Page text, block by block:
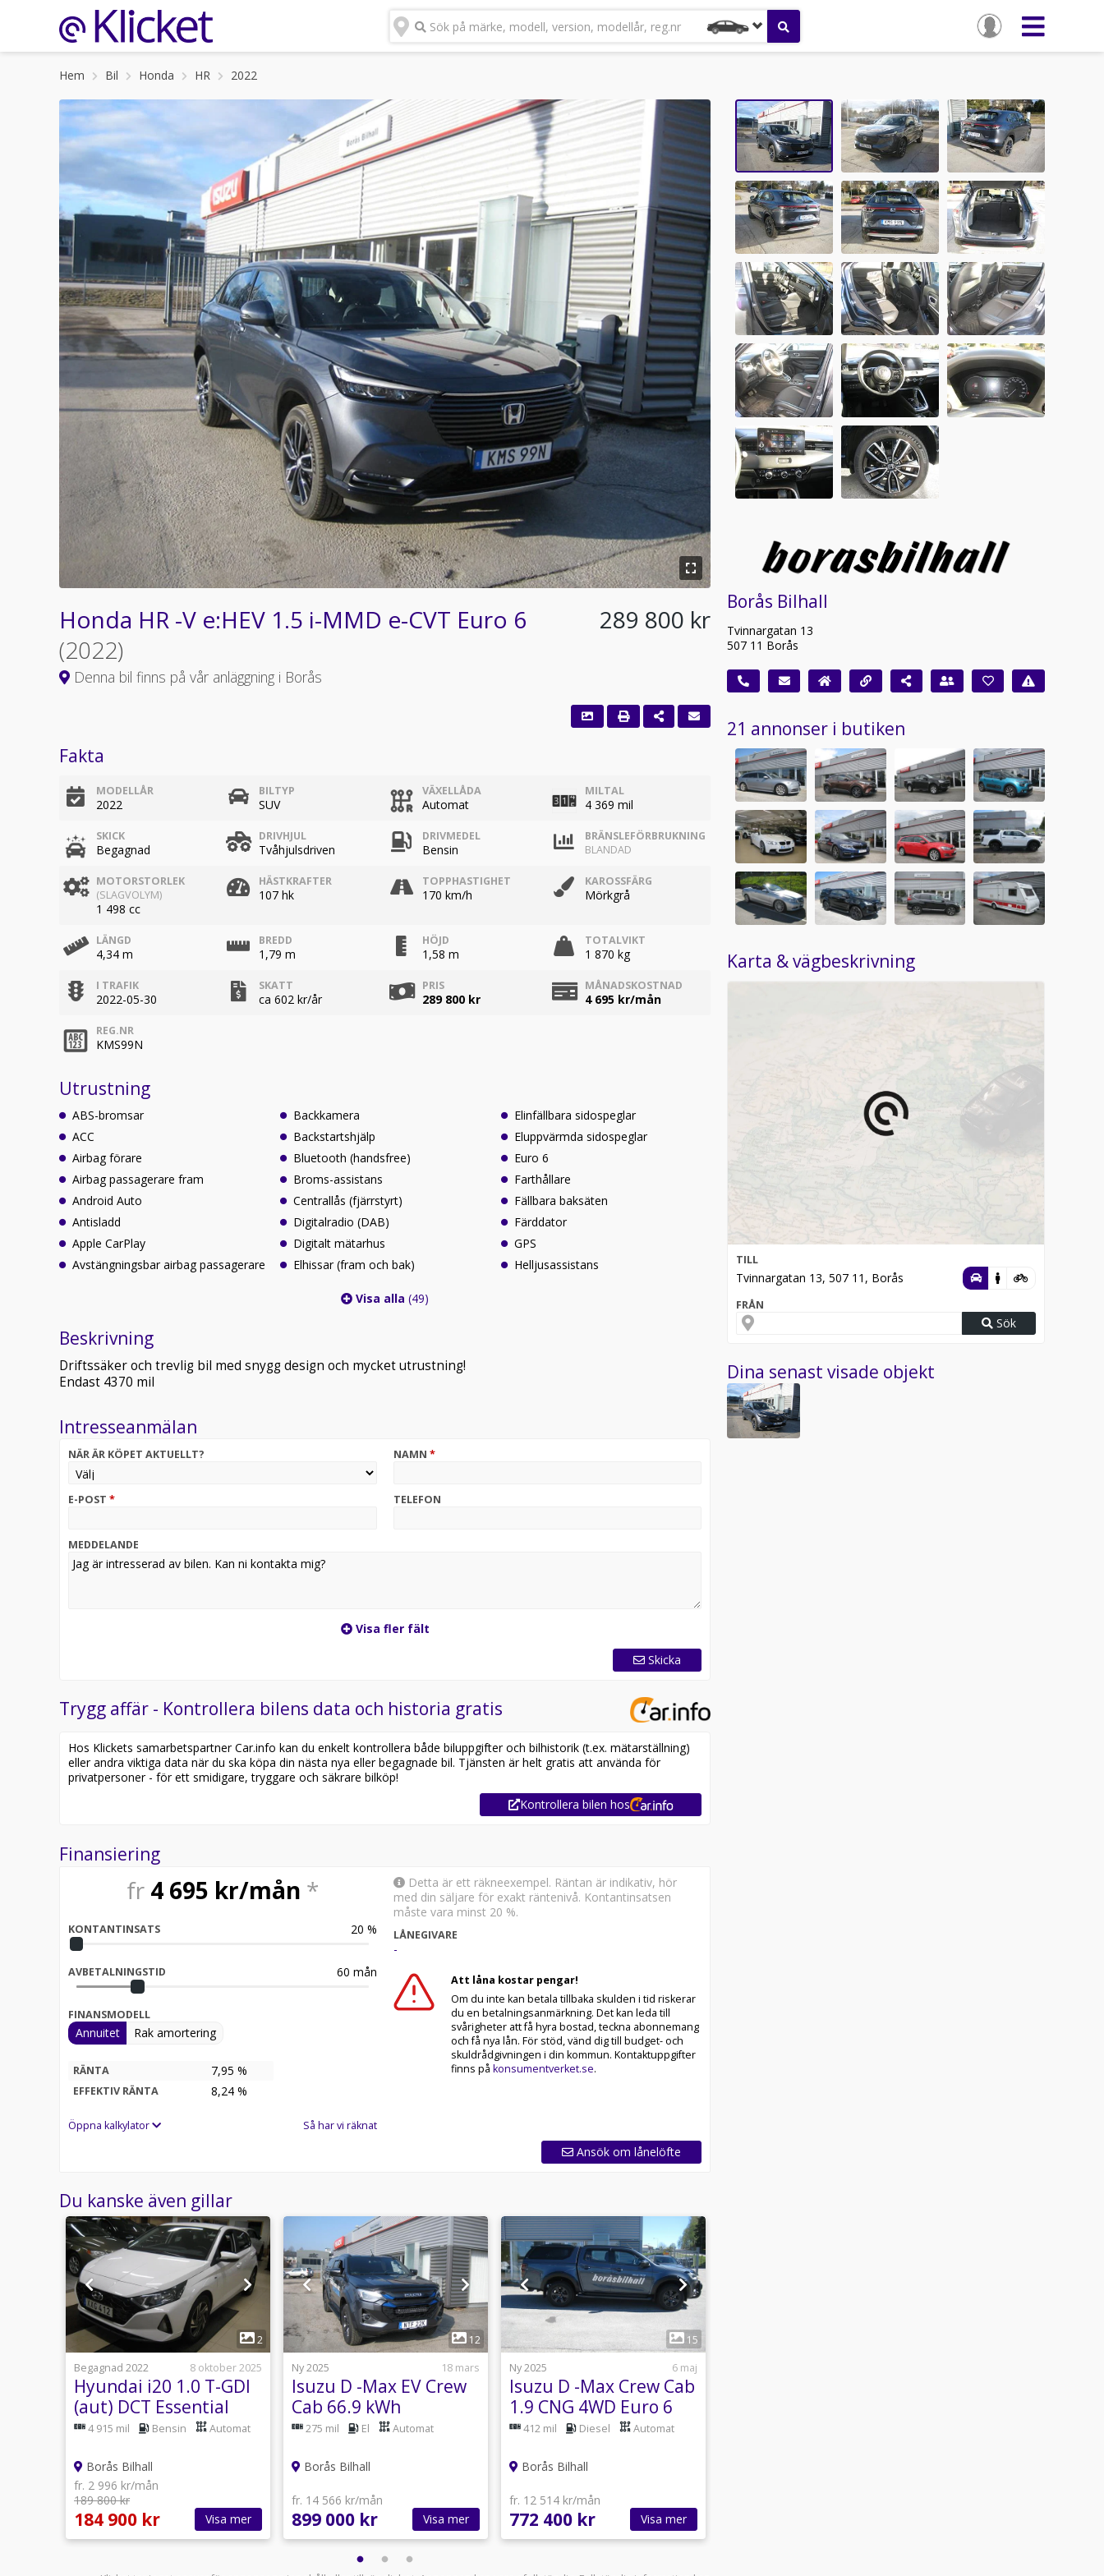
Sök på märke, modell, version, modellår, reg.nr
Hem Bil Honda HR 2022
Honda HR -V e:HEV 1.5 i-MMD e-CVT Euro 6
(2022)
Denna bil finns på vår anläggning i Borås
289 800 kr
Fakta
MODELLÅR
2022
BILTYP
SUV
VÄXELLÅDA
Automat
MILTAL
4 369 mil
SKICK
Begagnad
DRIVHJUL
Tvåhjulsdriven
DRIVMEDEL
Bensin
BRÄNSLEFÖRBRUKNING
BLANDAD
MOTORSTORLEK
(SLAGVOLYM)
1 498 cc
HÄSTKRAFTER
107 hk
TOPPHASTIGHET
170 km/h
KAROSSFÄRG
Mörkgrå
LÄNGD
4,34 m
BREDD
1,79 m
HÖJD
1,58 m
TOTALVIKT
1 870 kg
I TRAFIK
2022-05-30
SKATT
ca 602 kr/år
PRIS
289 800 kr
MÅNADSKOSTNAD
4 695 kr/mån
REG.NR
KMS99N
Utrustning
ABS-bromsar
ACC
Airbag förare
Airbag passagerare fram
Android Auto
Antisladd
Apple CarPlay
Avstängningsbar airbag passagerare
Backkamera
Backstartshjälp
Bluetooth (handsfree)
Broms-assistans
Centrallås (fjärrstyrt)
Digitalradio (DAB)
Digitalt mätarhus
Elhissar (fram och bak)
Elinfällbara sidospeglar
Eluppvärmda sidospeglar
Euro 6
Farthållare
Fällbara baksäten
Färddator
GPS
Helljusassistans
Visa alla(49)
Beskrivning
Driftssäker och trevlig bil med snygg design och mycket utrustning!
Endast 4370 mil
Intresseanmälan
NÄR ÄR KÖPET AKTUELLT? NAMN *
E-POST * TELEFON
MEDDELANDE
Visa fler fält
Skicka
Trygg affär - Kontrollera bilens data och historia gratis
Hos Klickets samarbetspartner Car.info kan du enkelt kontrollera både biluppgifter och bilhistorik (t.ex. mätarställning)
eller andra viktiga data när du ska köpa din nästa nya eller begagnade bil. Tjänsten är helt gratis att använda för
privatpersoner - för ett smidigare, tryggare och säkrare bilköp!
Kontrollera bilen hos
Finansiering
fr 4 695 kr/mån *
KONTANTINSATS 20 %
AVBETALNINGSTID 60 mån
FINANSMODELL
Annuitet Rak amortering
RÄNTA 7,95 %
EFFEKTIV RÄNTA 8,24 %
Öppna kalkylator Så har vi räknat
Detta är ett räkneexempel. Räntan är indikativ, hör
med din säljare för exakt räntenivå. Kontantinsatsen
måste vara minst 20 %.
LÅNEGIVARE
-
Att låna kostar pengar!
Om du inte kan betala tillbaka skulden i tid riskerar
du en betalningsanmärkning. Det kan leda till
svårigheter att få hyra bostad, teckna abonnemang
och få nya lån. För stöd, vänd dig till budget- och
skuldrådgivningen i din kommun. Kontaktuppgifter
finns på konsumentverket.se.
Ansök om lånelöfte
Du kanske även gillar
1
2
Begagnad 2022
8 oktober 2025
Hyundai i20 1.0 T-GDI
(aut) DCT Essential
Euro 6, låg skatt
4 915 mil Bensin Automat
Borås Bilhall
fr. 2 996 kr/mån
189 800 kr
184 900 kr Visa mer
1
12
Ny 2025
18 mars
Isuzu D -Max EV Crew
Cab 66.9 kWh
275 mil El Automat
Borås Bilhall
fr. 14 566 kr/mån
899 000 kr Visa mer
15
Ny 2025
6 maj
Isuzu D -Max Crew Cab
1.9 CNG 4WD Euro 6
412 mil Diesel Automat
Borås Bilhall
fr. 12 514 kr/mån
772 400 kr Visa mer
Borås Bilhall
Tvinnargatan 13
507 11 Borås
21 annonser i butiken
Karta & vägbeskrivning
TILL
Tvinnargatan 13, 507 11, Borås
FRÅN
Sök
Dina senast visade objekt